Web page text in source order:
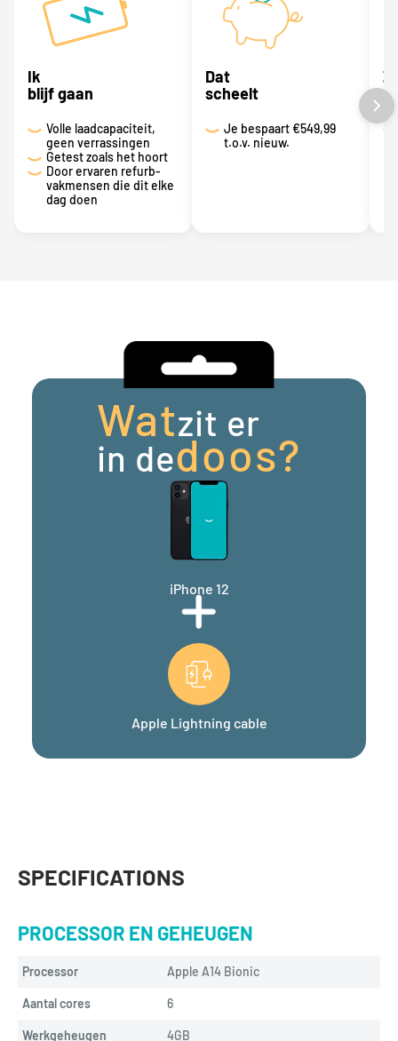
Ik
blijf gaan
Volle laadcapaciteit,
geen verrassingen
Getest zoals het hoort
Door ervaren refurb-
vakmensen die dit elke
dag doen
Dat
scheelt
Je bespaart€549,99
t.o.v. nieuw.
Watzit er
in dedoos?
iPhone 12
Apple Lightning cable
SPECIFICATIONS
PROCESSOR EN GEHEUGEN
Processor Apple A14 Bionic
Aantal cores 6
Werkgeheugen 4GB